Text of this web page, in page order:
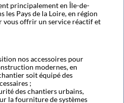
principalement en Île-de-
les Pays de la Loire, en région
vous offrir un service réactif et
nos accessoires pour
modernes, en
soit équipé des
;
des chantiers urbains,
la fourniture de systèmes